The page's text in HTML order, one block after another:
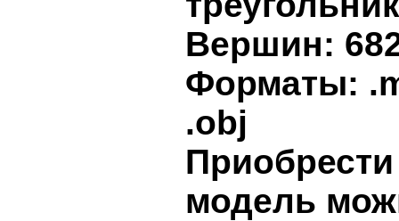
Вершин:
Форматы:
.obj
модель